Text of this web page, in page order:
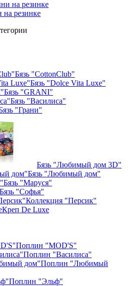
резинке
Бязь "CottonClub"
Бязь "Dolce Vita Luxe"
Бязь "GRANI"
Бязь "Василиса"
"Грани"
Бязь "Любимый дом 3D"
Бязь "Любимый дом"
Бязь "Маруся"
Бязь "Софья"
Коллекция "Персик"
Креп De Luxe
Поплин "MOD'S"
Поплин "Василиса"
Поплин "Любимый
Поплин "Эльф"